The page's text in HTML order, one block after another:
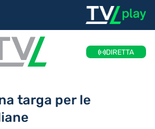
DIRETTA
targa per le